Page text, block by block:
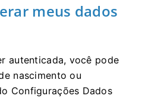
meus dados
autenticada, você pode
nascimento ou
Configurações Dados